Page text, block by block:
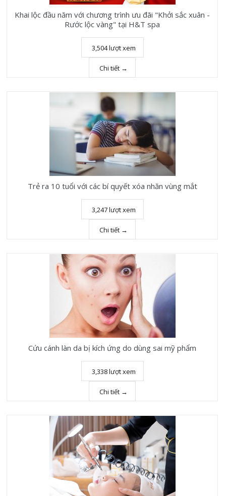
Khai lộc đầu năm với chương trình ưu đãi "Khởi sắc xuân -
Rước lộc vàng" tại H&T spa
3,504 lượt xem
Chi tiết →
Trẻ ra 10 tuổi với các bí quyết xóa nhăn vùng mắt
3,247 lượt xem
Chi tiết →
Cứu cánh làn da bị kích ứng do dùng sai mỹ phẩm
3,338 lượt xem
Chi tiết →